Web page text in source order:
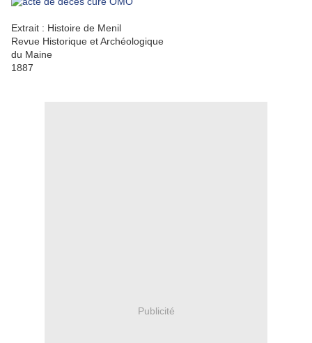
Extrait : Histoire de Menil
Revue Historique et Archéologique
du Maine
1887
Publicité